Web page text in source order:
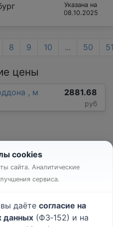
Указана на
08.10.2025
8 9 10 ... 50
цены
, м 2881.68
руб
соглашение
cookies
сайта. Аналитические
сервиса.
даёте согласие на
данных (ФЗ‑152) и на